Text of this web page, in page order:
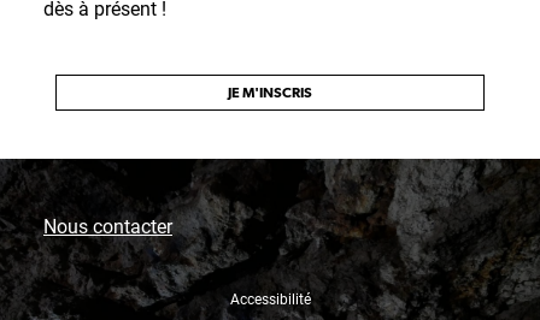
dès à présent !
JE M'INSCRIS
Nous contacter
Accessibilité